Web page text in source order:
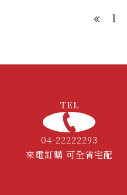
1
TEL
04-22222293
來電訂購 可全省宅配